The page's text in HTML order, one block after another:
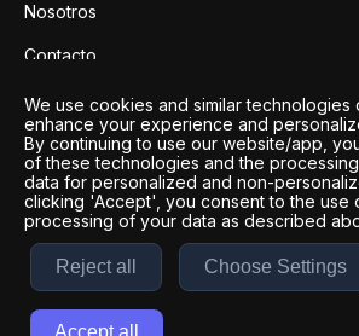
Nosotros
Contacto
Privacidad
Desarrollo por
We use cookies and similar technologies
enhance your experience and
By continuing to use our website/app,
of these technologies and the
data for personalized and non-
clicking 'Accept', you consent to the use
processing of your data as described
Reject all Choose Settings
Accept all